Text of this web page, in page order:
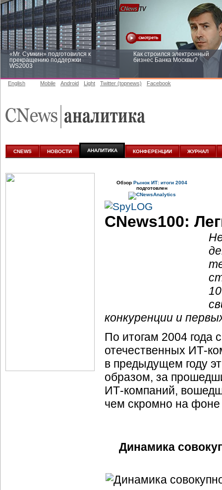
«Mr. Сумкин» подготовился к
прекращению поддержки
WS2003
Как строился электронный
бизнес Банка Москвы?
аналитике
English Mobile Android Light Twitter (topnews) Facebook
CNEWS НОВОСТИ АНАЛИТИКА КОНФЕРЕНЦИИ ЖУРНАЛ
Обзор Рынок ИТ: итоги 2004
подготовлен
CNews100:
конкуренции и
По итогам 2004 года
отечественных ИТ-
в предыдущем году
образом, за
ИТ-компаний,
чем скромно на
Динамика